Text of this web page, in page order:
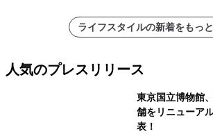
ライフスタイルの新着をもっ
人気のプレスリリース
東京国立博物館
舗をリニューア
表！